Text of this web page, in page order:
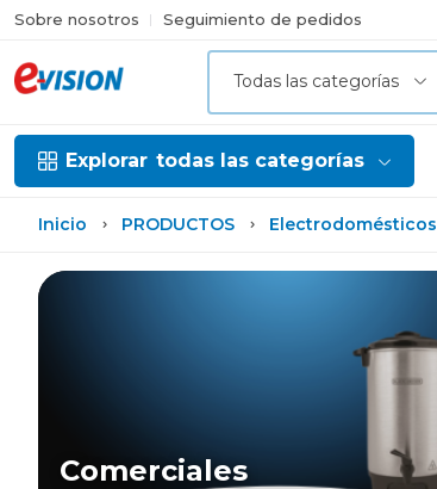
Sobre nosotros Seguimiento de pedidos
Todas las categorías
Explorar todas las categorías
Inicio PRODUCTOS Electrodomésticos
Comerciales